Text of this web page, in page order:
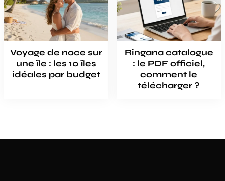
Voyage de noce sur
une île : les 10 îles
idéales par budget
Ringana catalogue
: le PDF officiel,
comment le
télécharger ?